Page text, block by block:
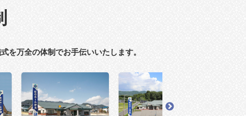
を万全の体制でお手伝いいたします。